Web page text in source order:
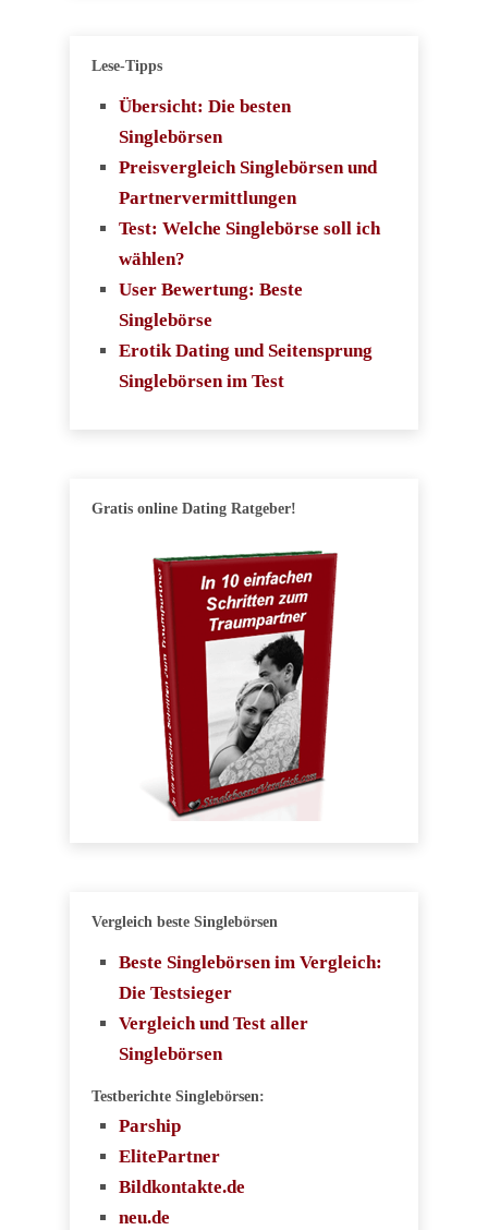
Lese-Tipps
Übersicht: Die besten
Singlebörsen
Preisvergleich Singlebörsen und
Partnervermittlungen
Test: Welche Singlebörse soll ich
wählen?
User Bewertung: Beste
Singlebörse
Erotik Dating und Seitensprung
Singlebörsen im Test
Gratis online Dating Ratgeber!
Vergleich beste Singlebörsen
Beste Singlebörsen im Vergleich:
Die Testsieger
Vergleich und Test aller
Singlebörsen
Testberichte Singlebörsen:
Parship
ElitePartner
Bildkontakte.de
neu.de